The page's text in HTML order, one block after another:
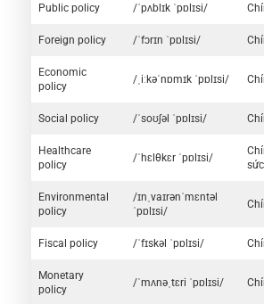
Public policy /ˈpʌblɪk ˈpɒlɪsi/
Foreign policy /ˈfɔrɪn ˈpɒlɪsi/
Economic
policy
/ˌiːkəˈnɒmɪk ˈpɒlɪsi/
Social policy /ˈsoʊʃəl ˈpɒlɪsi/
Healthcare
policy
/ˈhɛlθkɛr ˈpɒlɪsi/
Environmental
policy
/ɪnˌvaɪrənˈmɛntəl
ˈpɒlɪsi/
Fiscal policy /ˈfɪskəl ˈpɒlɪsi/
Monetary
policy
/ˈmʌnəˌtɛri ˈpɒlɪsi/